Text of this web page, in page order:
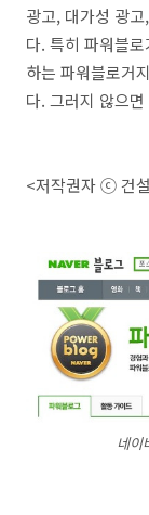
광고, 대가성 광
다. 특히 파워블
하는 파워블로거
다. 그러지 않으
<저작권자 ⓒ 건
네이